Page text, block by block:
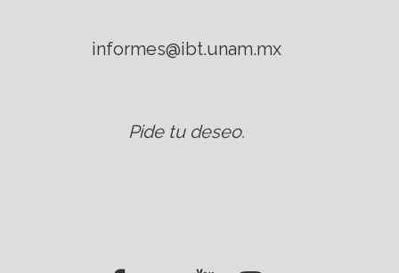
informes@ibt.unam.mx
Pide tu deseo.